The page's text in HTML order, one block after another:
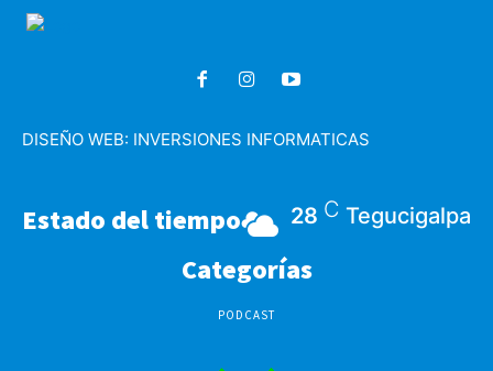
DISEÑO WEB: INVERSIONES INFORMATICAS
Estado del tiempo 28 C Tegucigalpa
Categorías
PODCAST